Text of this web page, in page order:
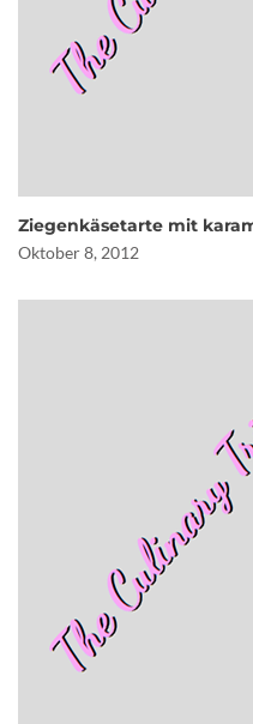
Ziegenkäsetarte mit
Oktober 8, 2012